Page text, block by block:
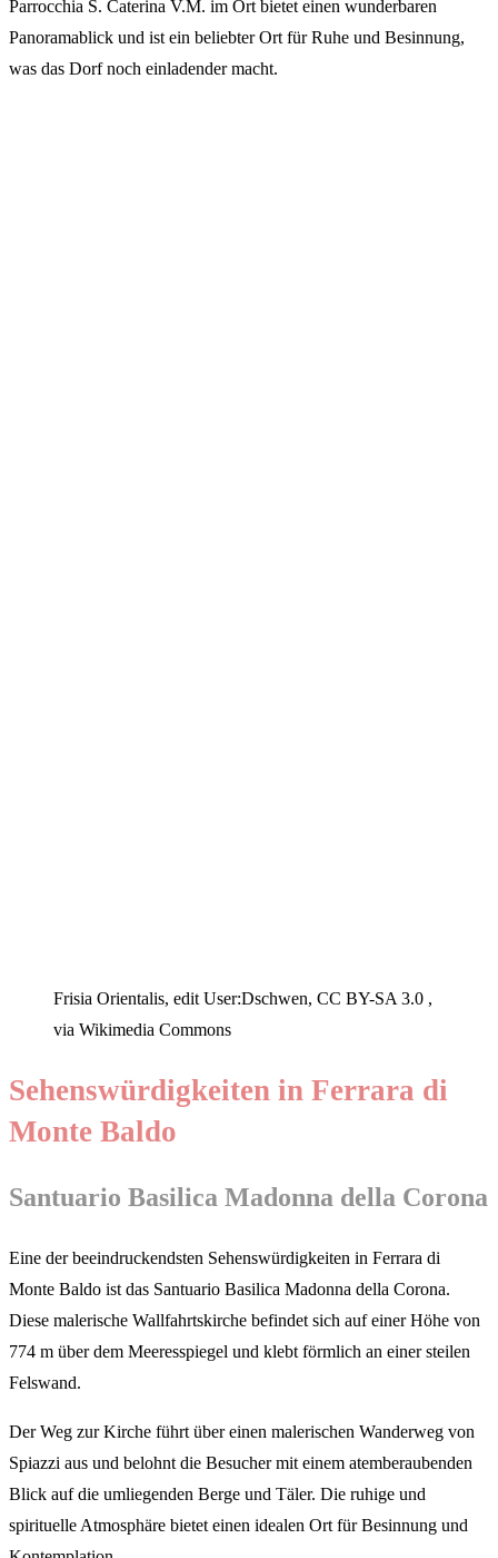
Parrocchia S. Caterina V.M. im Ort bietet einen wunderbaren
Panoramablick und ist ein beliebter Ort für Ruhe und Besinnung,
was das Dorf noch einladender macht.
Frisia Orientalis, edit User:Dschwen, CC BY-SA 3.0 ,
via Wikimedia Commons
Sehenswürdigkeiten in Ferrara di
Monte Baldo
Santuario Basilica Madonna della Corona
Eine der beeindruckendsten Sehenswürdigkeiten in Ferrara di
Monte Baldo ist das Santuario Basilica Madonna della Corona.
Diese malerische Wallfahrtskirche befindet sich auf einer Höhe von
774 m über dem Meeresspiegel und klebt förmlich an einer steilen
Felswand.
Der Weg zur Kirche führt über einen malerischen Wanderweg von
Spiazzi aus und belohnt die Besucher mit einem atemberaubenden
Blick auf die umliegenden Berge und Täler. Die ruhige und
spirituelle Atmosphäre bietet einen idealen Ort für Besinnung und